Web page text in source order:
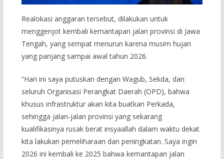
Realokasi anggaran tersebut, dilakukan untuk
menggenjot kembali kemantapan jalan provinsi di Jawa
Tengah, yang sempat menurun karena musim hujan
yang panjang sampai awal tahun 2026.
“Hari ini saya putuskan dengan Wagub, Sekda, dan
seluruh Organisasi Perangkat Daerah (OPD), bahwa
khusus infrastruktur akan kita buatkan Perkada,
sehingga jalan-jalan provinsi yang sekarang
kualifikasinya rusak berat insyaallah dalam waktu dekat
kita lakukan pemeliharaan dan peningkatan. Saya ingin
2026 ini kembali ke 2025 bahwa kemantapan jalan